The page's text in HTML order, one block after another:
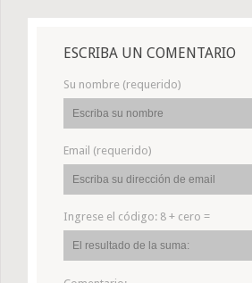
ESCRIBA UN COMENTARIO
Su nombre (requerido)
Email (requerido)
Ingrese el código: 8 + cero =